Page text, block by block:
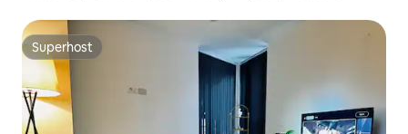
Superhost
Superhost